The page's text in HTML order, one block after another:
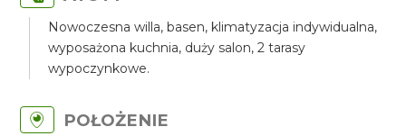
Nowoczesna willa, basen, klimatyzacja indywidualna,
wyposażona kuchnia, duży salon, 2 tarasy
wypoczynkowe.
POŁOŻENIE